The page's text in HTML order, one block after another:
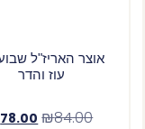
אוצר האריז"ל
עוז והדר
₪84.00
78.00